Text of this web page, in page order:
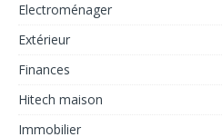
Electroménager
Extérieur
Finances
Hitech maison
Immobilier